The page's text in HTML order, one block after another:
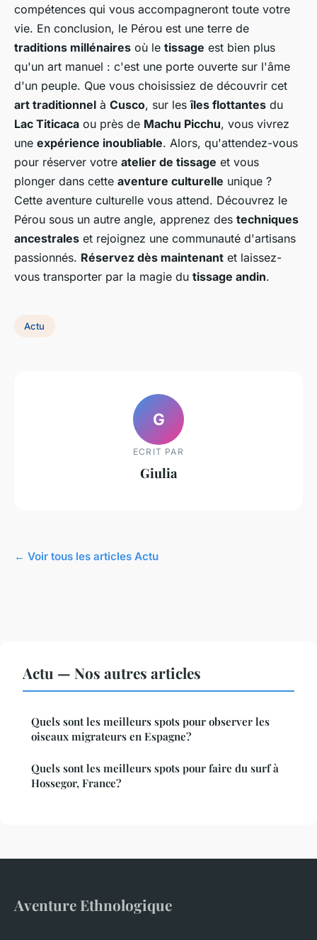
compétences qui vous accompagneront toute votre
vie. En conclusion, le Pérou est une terre de
traditions millénaires où le tissage est bien plus
qu'un art manuel : c'est une porte ouverte sur l'âme
d'un peuple. Que vous choisissiez de découvrir cet
art traditionnel à Cusco, sur lesîles flottantes du
Lac Titicaca ou près de Machu Picchu, vous vivrez
une expérience inoubliable. Alors, qu'attendez-vous
pour réserver votre atelier de tissage et vous
plonger dans cette aventure culturelle unique ?
Cette aventure culturelle vous attend. Découvrez le
Pérou sous un autre angle, apprenez des techniques
ancestrales et rejoignez une communauté d'artisans
passionnés. Réservez dès maintenant et laissez-
vous transporter par la magie du tissage andin.
Actu
G
ECRIT PAR
Giulia
← Voir tous les articles Actu
Actu — Nos autres articles
Quels sont les meilleurs spots pour observer les
oiseaux migrateurs en Espagne?
Quels sont les meilleurs spots pour faire du surf à
Hossegor, France?
Aventure Ethnologique